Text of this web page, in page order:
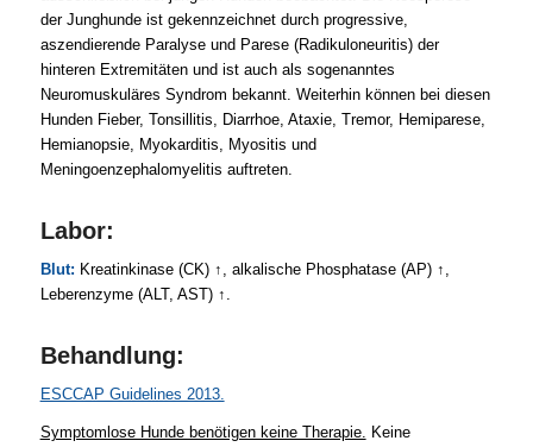
der Junghunde ist gekennzeichnet durch progressive,
aszendierende Paralyse und Parese (Radikuloneuritis) der
hinteren Extremitäten und ist auch als sogenanntes
Neuromuskuläres Syndrom bekannt. Weiterhin können bei diesen
Hunden Fieber, Tonsillitis, Diarrhoe, Ataxie, Tremor, Hemiparese,
Hemianopsie, Myokarditis, Myositis und
Meningoenzephalomyelitis auftreten.
Labor:
Blut: Kreatinkinase (CK) ↑, alkalische Phosphatase (AP) ↑,
Leberenzyme (ALT, AST) ↑.
Behandlung:
ESCCAP Guidelines 2013.
Symptomlose Hunde benötigen keine Therapie. Keine